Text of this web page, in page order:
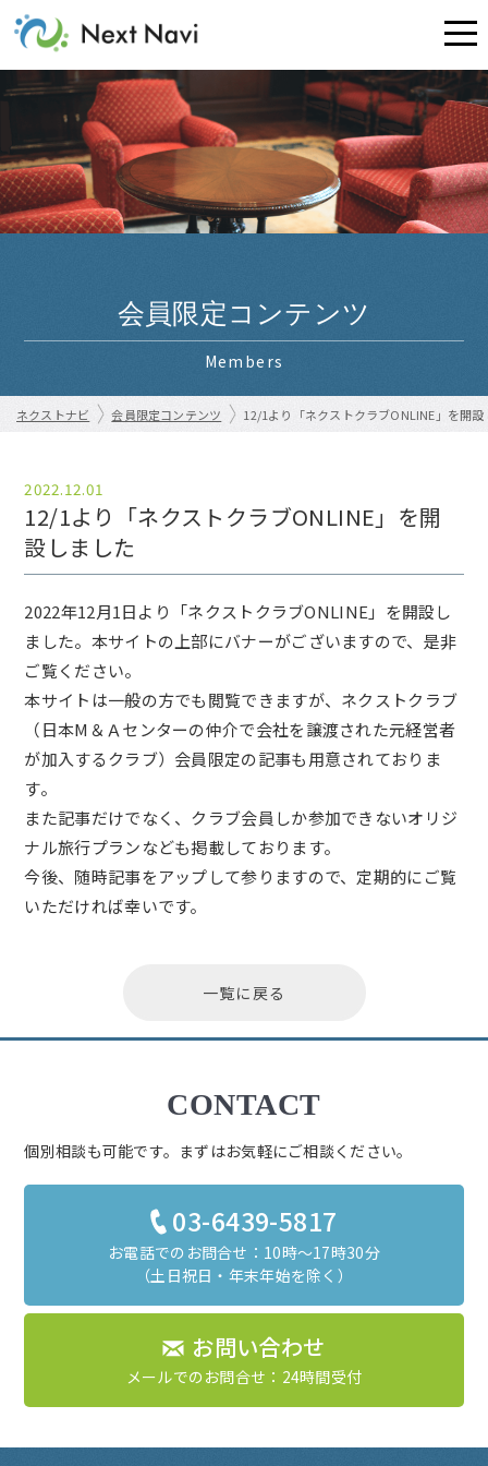
会員限定コンテンツ
Members
ネクストナビ 会員限定コンテンツ 12/1より「ネクストクラブONLINE」を開設
2022.12.01
12/1より「ネクストクラブONLINE」を開
設しました
2022年12月1日より「ネクストクラブONLINE」を開設し
ました。本サイトの上部にバナーがございますので、是非
ご覧ください。
本サイトは一般の方でも閲覧できますが、ネクストクラブ
（日本М＆Ａセンターの仲介で会社を譲渡された元経営者
が加入するクラブ）会員限定の記事も用意されておりま
す。
また記事だけでなく、クラブ会員しか参加できないオリジ
ナル旅行プランなども掲載しております。
今後、随時記事をアップして参りますので、定期的にご覧
いただければ幸いです。
一覧に戻る
CONTACT
個別相談も可能です。まずはお気軽にご相談ください。
03-6439-5817
お電話でのお問合せ：10時～17時30分
（土日祝日・年末年始を除く）
お問い合わせ
メールでのお問合せ：24時間受付